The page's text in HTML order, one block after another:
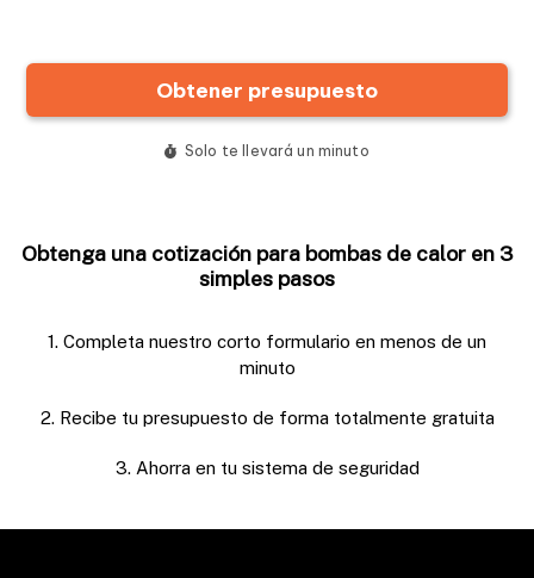
Obtenga una cotización para bombas de calor en 3
simples pasos
1. Completa nuestro corto formulario en menos de un
minuto
2. Recibe tu presupuesto de forma totalmente gratuita
3. Ahorra en tu sistema de seguridad